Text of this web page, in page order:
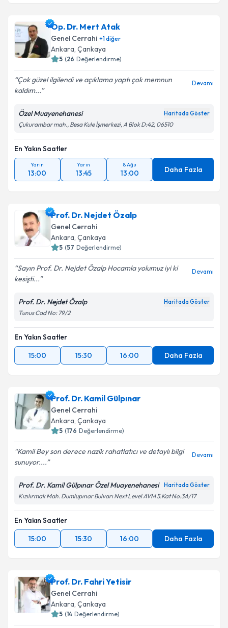
Op. Dr. Mert Atak
Genel Cerrahi +1diğer
Ankara, Çankaya
5 (26 Değerlendirme)
Çok güzel ilgilendi ve açıklama yaptı çok memnun
kaldım...
Devamı
Özel Muayenehanesi Haritada Göster
Çukurambar mah., Besa Kule İşmerkezi, A Blok D:42, 06510
En Yakın Saatler
Yarın
13:00
Yarın
13:45
8 Ağu
13:00 Daha Fazla
Prof. Dr. Nejdet Özalp
Genel Cerrahi
Ankara, Çankaya
5 (57 Değerlendirme)
Sayın Prof. Dr. Nejdet Özalp Hocamla yolumuz iyi ki
kesişti...
Devamı
Prof. Dr. Nejdet Özalp Haritada Göster
Tunus Cad No: 79/2
En Yakın Saatler
15:00
15:30 16:00 Daha Fazla
Prof. Dr. Kamil Gülpınar
Genel Cerrahi
Ankara, Çankaya
5 (176 Değerlendirme)
Kamil Bey son derece nazik rahatlatıcı ve detaylı bilgi
sunuyor....
Devamı
Prof. Dr. Kamil Gülpınar Özel Muayenehanesi Haritada Göster
Kızılırmak Mah. Dumlupınar Bulvarı Next Level AVM 5.Kat No:3A/17
En Yakın Saatler
15:00
15:30 16:00 Daha Fazla
Prof. Dr. Fahri Yetisir
Genel Cerrahi
Ankara, Çankaya
5 (14 Değerlendirme)